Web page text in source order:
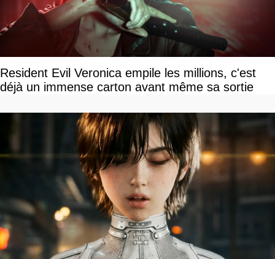
Resident Evil Veronica empile les millions, c'est
déjà un immense carton avant même sa sortie